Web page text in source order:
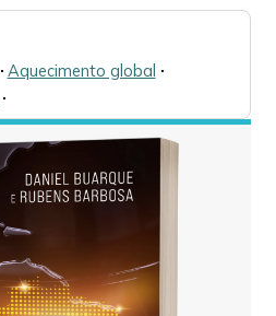
🞌 Aquecimento global 🞌
🞌